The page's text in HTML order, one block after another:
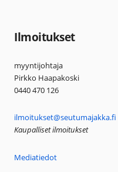
Ilmoitukset
myyntijohtaja
Pirkko Haapakoski
0440 470 126
ilmoitukset@seutumajakka.fi
Kaupalliset ilmoitukset
Mediatiedot